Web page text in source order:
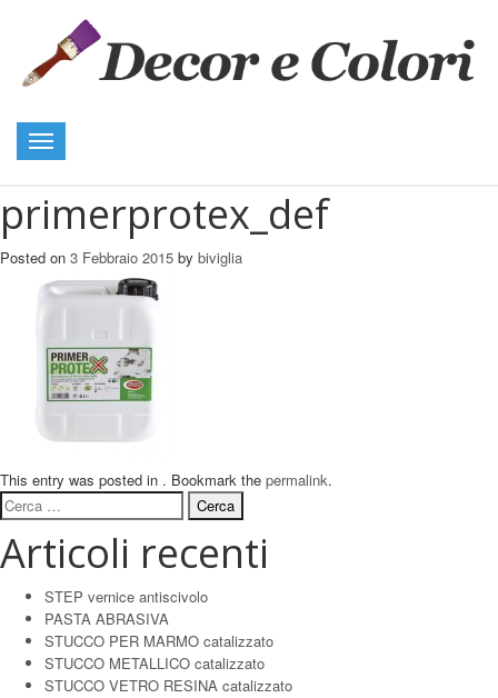
Toggle
navigation
primerprotex_def
Posted on 3 Febbraio 2015 by biviglia
This entry was posted in . Bookmark the permalink.
Ricerca
per:
Articoli recenti
STEP vernice antiscivolo
PASTA ABRASIVA
STUCCO PER MARMO catalizzato
STUCCO METALLICO catalizzato
STUCCO VETRO RESINA catalizzato